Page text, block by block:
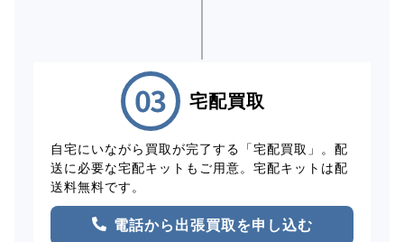
宅配買取
自宅にいながら買取が完了する「宅配買取」。配
送に必要な宅配キットもご用意。宅配キットは配
送料無料です。
電話から出張買取を申し込む